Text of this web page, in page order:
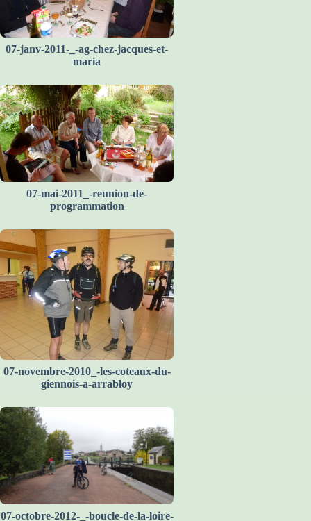
07-janv-2011-_-ag-chez-jacques-et-
maria
07-mai-2011_-reunion-de-
programmation
07-novembre-2010_-les-coteaux-du-
giennois-a-arrabloy
07-octobre-2012-_-boucle-de-la-loire-